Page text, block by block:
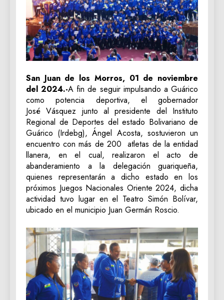
San Juan de los Morros, 01 de noviembre
del 2024.-A fin de seguir impulsando a Guárico
como potencia deportiva, el gobernador
José Vásquez junto al presidente del Instituto
Regional de Deportes del estado Bolivariano de
Guárico (Irdebg), Ángel Acosta, sostuvieron un
encuentro con más de 200 atletas de la entidad
llanera, en el cual, realizaron el acto de
abanderamiento a la delegación guariqueña,
quienes representarán a dicho estado en los
próximos Juegos Nacionales Oriente 2024, dicha
actividad tuvo lugar en el Teatro Simón Bolívar,
ubicado en el municipio Juan Germán Roscio.